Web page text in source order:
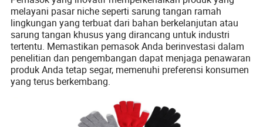
melayani pasar niche seperti sarung tangan ramah
lingkungan yang terbuat dari bahan berkelanjutan atau
sarung tangan khusus yang dirancang untuk industri
tertentu. Memastikan pemasok Anda berinvestasi dalam
penelitian dan pengembangan dapat menjaga penawaran
produk Anda tetap segar, memenuhi preferensi konsumen
yang terus berkembang.